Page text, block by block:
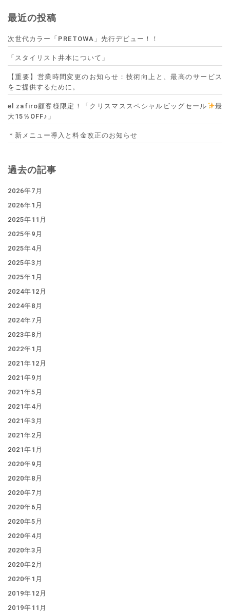
最近の投稿
次世代カラー「PRETOWA」先行デビュー！！
「スタイリスト井本について」
【重要】営業時間変更のお知らせ：技術向上と、最高のサービス
をご提供するために。
el zafiro顧客様限定！「クリスマススペシャルビッグセール
最
大15％OFF♪」
＊新メニュー導入と料金改正のお知らせ
過去の記事
2026年7月
2026年1月
2025年11月
2025年9月
2025年4月
2025年3月
2025年1月
2024年12月
2024年8月
2024年7月
2023年8月
2022年1月
2021年12月
2021年9月
2021年5月
2021年4月
2021年3月
2021年2月
2021年1月
2020年9月
2020年8月
2020年7月
2020年6月
2020年5月
2020年4月
2020年3月
2020年2月
2020年1月
2019年12月
2019年11月